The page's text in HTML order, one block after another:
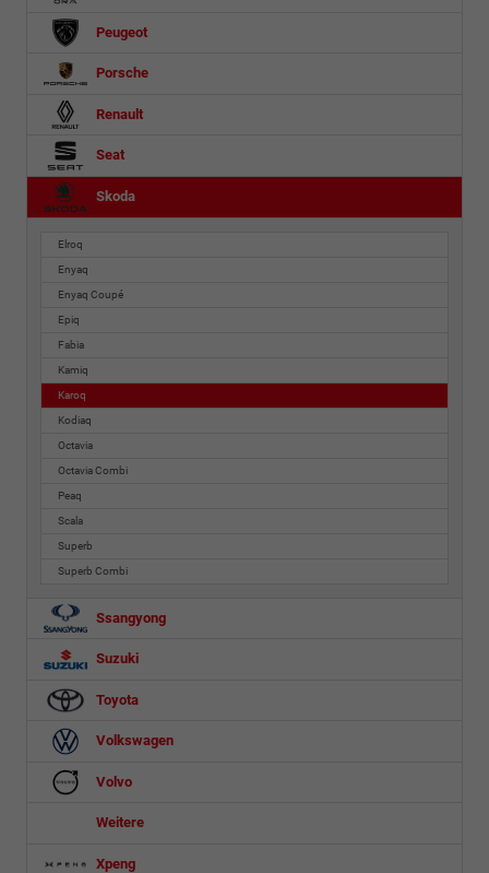
Peugeot
Porsche
Renault
Seat
Skoda
Elroq
Enyaq
Enyaq Coupé
Epiq
Fabia
Kamiq
Karoq
Kodiaq
Octavia
Octavia Combi
Peaq
Scala
Superb
Superb Combi
Ssangyong
Suzuki
Toyota
Volkswagen
Volvo
Weitere
Xpeng